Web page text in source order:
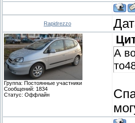
Rapidrezzo
Группа: Постоянные участники
Сообщений: 1834
Статус: Оффлайн
А